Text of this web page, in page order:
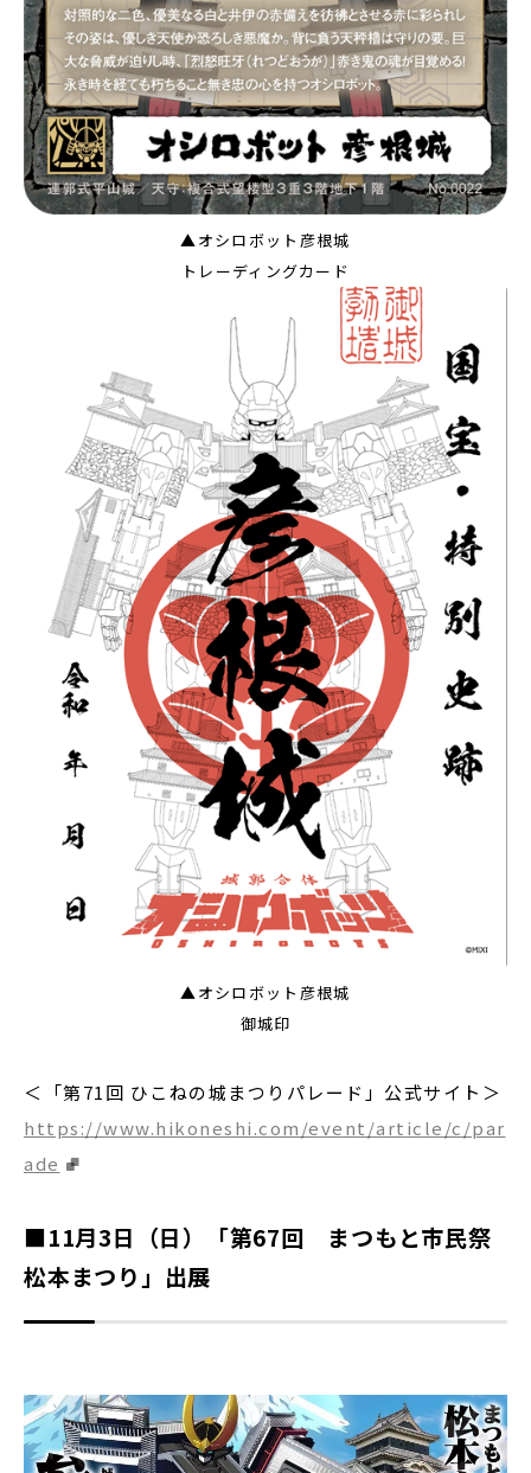
▲オシロボット彦根城
トレーディングカード
▲オシロボット彦根城
御城印
＜「第71回 ひこねの城まつりパレード」公式サイト＞
https://www.hikoneshi.com/event/article/c/par
ade
■11月3日（日）「第67回 まつもと市民祭
松本まつり」出展